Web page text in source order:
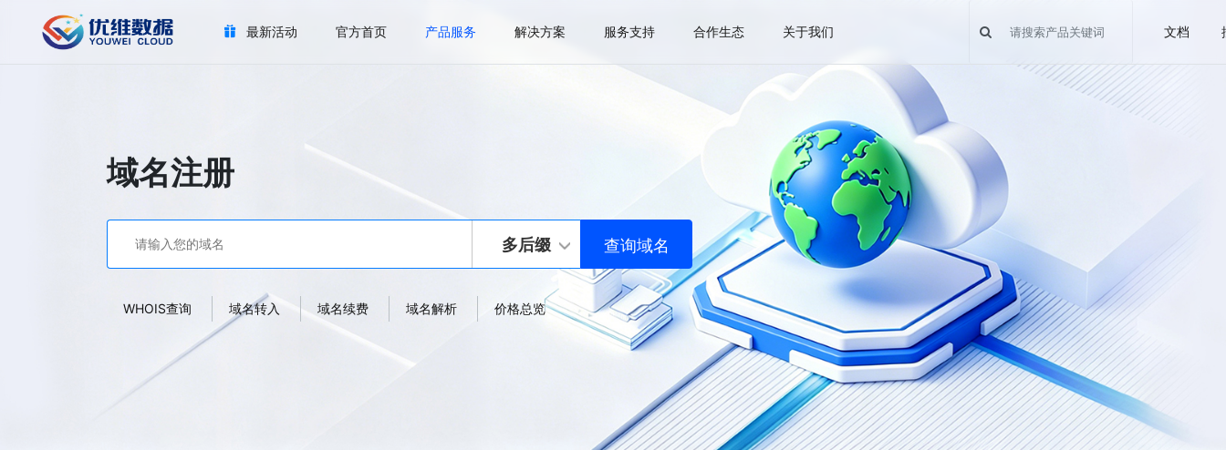
最新活动 官方首页 产品服务 解决方案 服务支持 合作生态 关于我们 文档
域名注册
多后缀
WHOIS查询 域名转入 域名续费 域名解析 价格总览